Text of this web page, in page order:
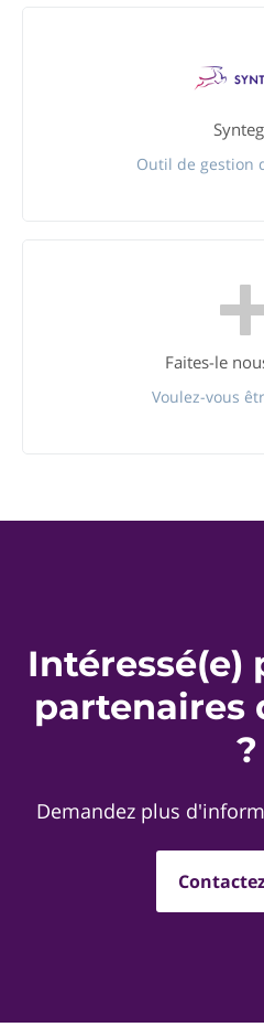
Outil de gestion
Faites-le
Voulez-vous
Intéressé(e)
partenaires
?
Demandez plus